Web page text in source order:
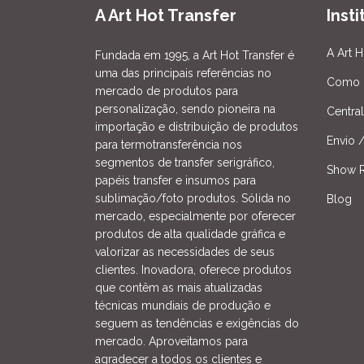
A Art Hot Transfer
Fundada em 1995, a Art Hot Transfer é
uma das principais referências no
mercado de produtos para
personalização, sendo pioneira na
importação e distribuição de produtos
para termotransferência nos
segmentos de transfer serigráfico,
papéis transfer e insumos para
sublimação/foto produtos. Sólida no
mercado, especialmente por oferecer
produtos de alta qualidade gráfica e
valorizar as necessidades de seus
clientes. Inovadora, oferece produtos
que contêm as mais atualizadas
técnicas mundiais de produção e
seguem as tendências e exigências do
mercado. Aproveitamos para
agradecer a todos os clientes e
A Art
Como
Envio
Show
Blog